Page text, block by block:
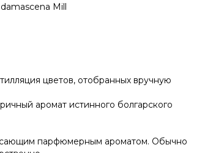
Mill
цветов, отобранных вручную
аромат истинного болгарского
парфюмерным ароматом. Обычно